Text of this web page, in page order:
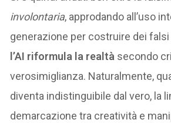
involontaria, approdando all’uso
generazione per costruire dei
l’AI riformula la realtà secondo
verosimiglianza. Naturalmente,
diventa indistinguibile dal vero, la
demarcazione tra creatività e